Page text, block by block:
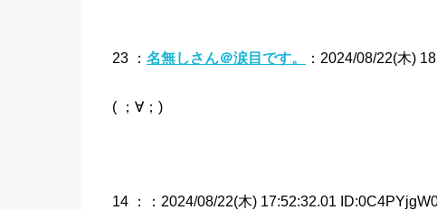
23 ： 名無しさん＠涙目です。 ：2024/08/22(木)
( ；∀；)
14 ： ：2024/08/22(木) 17:52:32.01